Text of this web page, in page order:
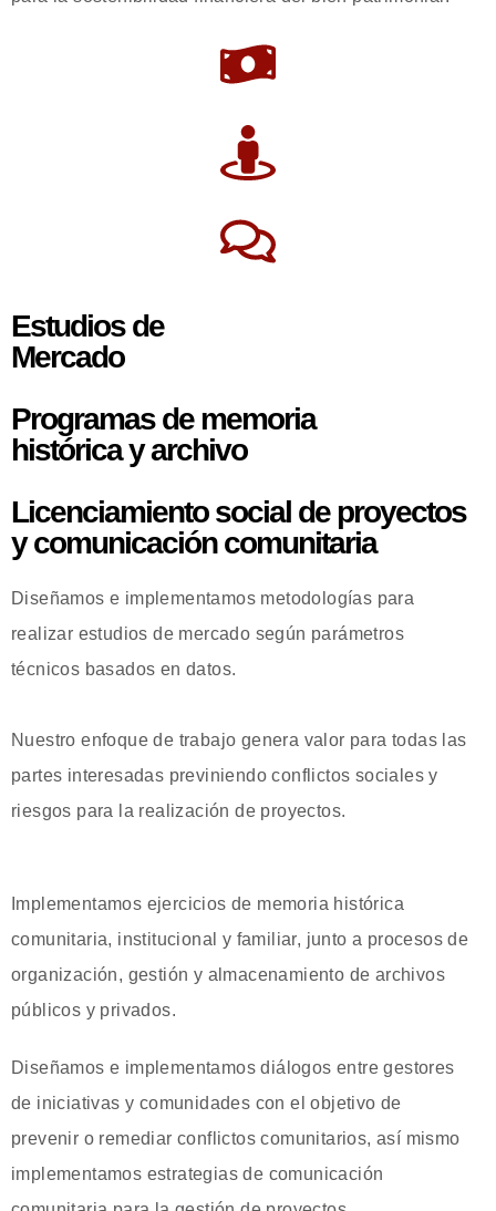
Estudios de
Mercado
Programas de memoria
histórica y archivo
Licenciamiento social de proyectos
y comunicación comunitaria
Diseñamos e implementamos metodologías para
realizar estudios de mercado según parámetros
técnicos basados en datos.
Nuestro enfoque de trabajo genera valor para todas las
partes interesadas previniendo conflictos sociales y
riesgos para la realización de proyectos.
Implementamos ejercicios de memoria histórica
comunitaria, institucional y familiar, junto a procesos de
organización, gestión y almacenamiento de archivos
públicos y privados.
Diseñamos e implementamos diálogos entre gestores
de iniciativas y comunidades con el objetivo de
prevenir o remediar conflictos comunitarios, así mismo
implementamos estrategias de comunicación